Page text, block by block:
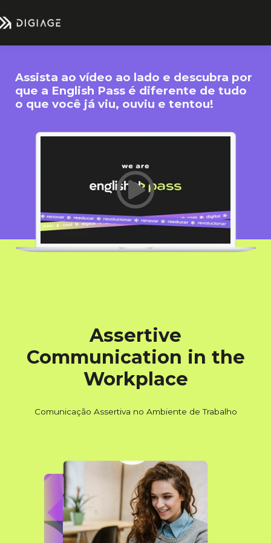
Assista ao vídeo ao lado e descubra por
que a English Pass é diferente de tudo
o que você já viu, ouviu e tentou!
Assertive
Communication in the
Workplace
Comunicação Assertiva no Ambiente de Trabalho